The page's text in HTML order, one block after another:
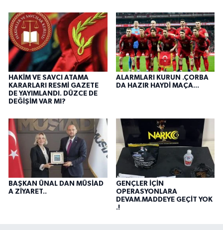
HAKİM VE SAVCI ATAMA
KARARLARI RESMİ GAZETE
DE YAYIMLANDI. DÜZCE DE
DEĞİŞİM VAR MI?
ALARMLARI KURUN .ÇORBA
DA HAZIR HAYDİ MAÇA...
BAŞKAN ÜNAL DAN MÜSİAD
A ZİYARET..
GENÇLER İÇİN
OPERASYONLARA
DEVAM.MADDEYE GEÇİT YOK
.!